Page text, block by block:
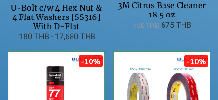
U-Bolt c/w 4 Hex Nut &
4 Flat Washers [SS316]
With D-Flat
180 THB - 17,680 THB
3M Citrus Base Cleaner
18.5 oz
750 THB 675 THB
-10% -10%